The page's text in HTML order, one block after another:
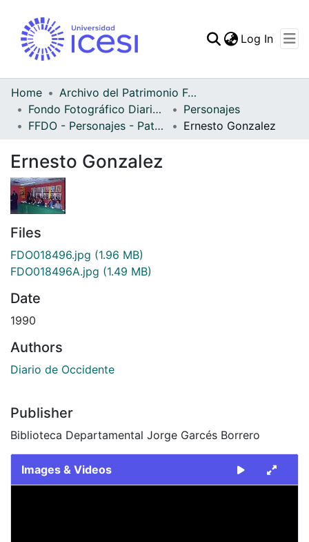
Statistics
Log In
Home
Archivo del Patrimonio Fotográfico y Fílmico del Valle del Cauca
Fondo Fotográfico Diario Occidente
Personajes
FFDO - Personajes - Patrimonial
Ernesto Gonzalez
Ernesto Gonzalez
Files
FDO018496.jpg (1.96 MB)
FDO018496A.jpg (1.49 MB)
Date
1990
Authors
Diario de Occidente
Publisher
Biblioteca Departamental Jorge Garcés Borrero
Images & Videos